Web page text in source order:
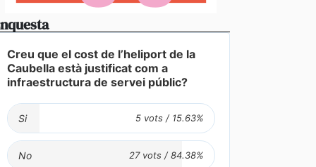
Creu que el cost de l’heliport de la
Caubella està justificat com a
infraestructura de servei públic?
Si
No